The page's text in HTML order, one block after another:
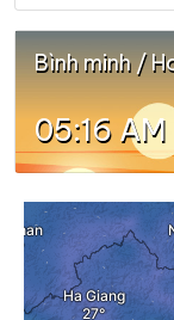
Bình minh /
05:16 AM